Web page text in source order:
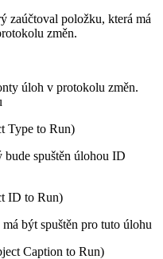
zaúčtoval položku, která má
změn.
úloh v protokolu změn.
Type to Run)
spuštěn úlohou ID
ID to Run)
být spuštěn pro tuto úlohu
Caption to Run)